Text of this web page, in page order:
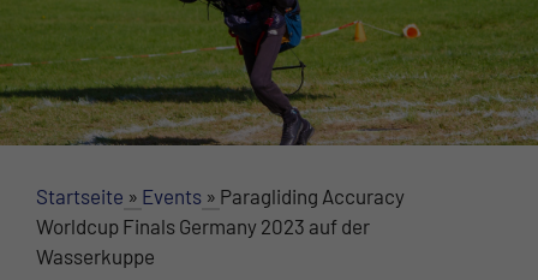
Startseite » Events » Paragliding Accuracy
Worldcup Finals Germany 2023 auf der
Wasserkuppe